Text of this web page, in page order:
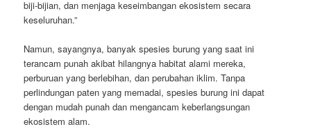
biji-bijian, dan menjaga keseimbangan ekosistem secara
keseluruhan.”
Namun, sayangnya, banyak spesies burung yang saat ini
terancam punah akibat hilangnya habitat alami mereka,
perburuan yang berlebihan, dan perubahan iklim. Tanpa
perlindungan paten yang memadai, spesies burung ini dapat
dengan mudah punah dan mengancam keberlangsungan
ekosistem alam.